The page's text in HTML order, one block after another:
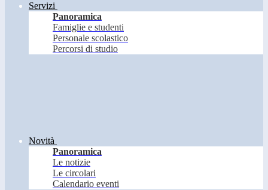
Servizi
Panoramica
Famiglie e studenti
Personale scolastico
Percorsi di studio
Novità
Panoramica
Le notizie
Le circolari
Calendario eventi